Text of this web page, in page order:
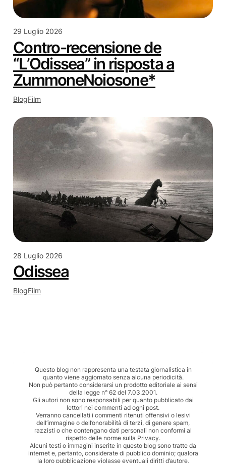
29 Luglio 2026
Contro-recensione de
“L’Odissea” in risposta a
ZummoneNoiosone*
BlogFilm
28 Luglio 2026
Odissea
BlogFilm
Questo blog non rappresenta una testata giornalistica in
quanto viene aggiornato senza alcuna periodicità.
Non può pertanto considerarsi un prodotto editoriale ai sensi
della legge n° 62 del 7.03.2001.
Gli autori non sono responsabili per quanto pubblicato dai
lettori nei commenti ad ogni post.
Verranno cancellati i commenti ritenuti offensivi o lesivi
dell’immagine o dell’onorabilità di terzi, di genere spam,
razzisti o che contengano dati personali non conformi al
rispetto delle norme sulla Privacy.
Alcuni testi o immagini inserite in questo blog sono tratte da
internet e, pertanto, considerate di pubblico dominio; qualora
la loro pubblicazione violasse eventuali diritti d’autore,